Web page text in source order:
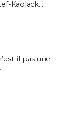
Kaolack...
il pas une